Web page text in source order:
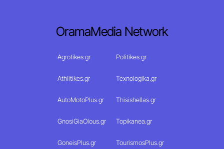
OramaMedia Network
Agrotikes.gr Politikes.gr
Athlitikes.gr Texnologika.gr
AutoMotoPlus.gr Thisishellas.gr
GnosiGiaOlous.gr Topikanea.gr
GoneisPlus.gr TourismosPlus.gr